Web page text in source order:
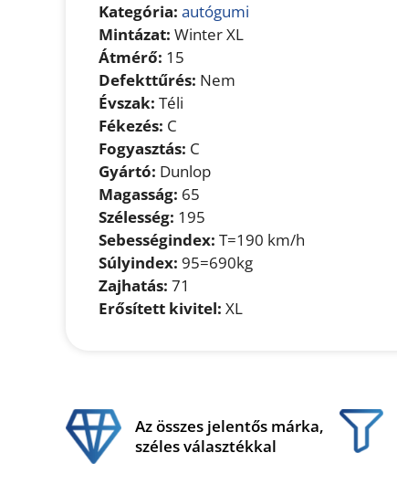
Kategória: autógumi
Mintázat: Winter XL
Átmérő: 15
Defekttűrés: Nem
Évszak: Téli
Fékezés: C
Fogyasztás: C
Gyártó: Dunlop
Magasság: 65
Szélesség: 195
Sebességindex: T=190 km/h
Súlyindex: 95=690kg
Zajhatás: 71
Erősített kivitel: XL
Az összes jelentős márka,
széles választékkal